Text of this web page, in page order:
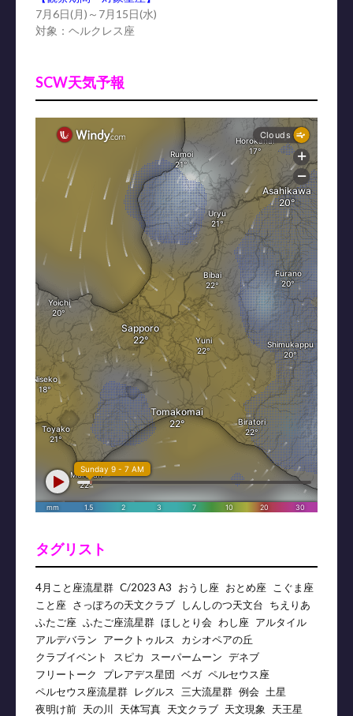
7月6日(月)～7月15日(水)
対象：ヘルクレス座
SCW天気予報
タグリスト
4月こと座流星群 C/2023 A3 おうし座 おとめ座 こぐま座
こと座 さっぽろの天文クラブ しんしのつ天文台
ちえりあ
ふたご座 ふたご座流星群 ほしとり会 わし座 アルタイル
アルデバラン
アークトゥルス
カシオペアの丘
クラブイベント
スピカ スーパームーン デネブ
フリートーク
プレアデス星団 ベガ ペルセウス座
ペルセウス座流星群
レグルス 三大流星群 例会 土星
夜明け前 天の川 天体写真 天文クラブ 天文現象 天王星